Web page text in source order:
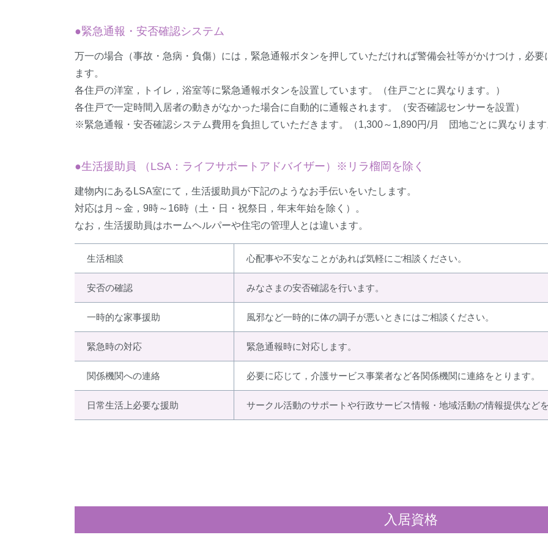
●緊急通報・安否確認システム
万一の場合（事故・急病・負傷）には，緊急通報ボタンを押していただければ警備会社等がかけつけ，必
ます。
各住戸の洋室，トイレ，浴室等に緊急通報ボタンを設置しています。（住戸ごとに異なります。）
各住戸で一定時間入居者の動きがなかった場合に自動的に通報されます。（安否確認センサーを設置）
※緊急通報・安否確認システム費用を負担していただきます。（1,300～1,890円/月 団地ごとに異なります
●生活援助員 （LSA：ライフサポートアドバイザー）※リラ榴岡を除く
建物内にあるLSA室にて，生活援助員が下記のようなお手伝いをいたします。
対応は月～金，9時～16時（土・日・祝祭日，年末年始を除く）。
なお，生活援助員はホームヘルパーや住宅の管理人とは違います。
生活相談 心配事や不安なことがあれば気軽にご相談ください。
安否の確認 みなさまの安否確認を行います。
一時的な家事援助 風邪など一時的に体の調子が悪いときにはご相談ください。
緊急時の対応 緊急通報時に対応します。
関係機関への連絡 必要に応じて，介護サービス事業者など各関係機関に連絡をとります。
日常生活上必要な援助 サークル活動のサポートや行政サービス情報・地域活動の情報提供などを
入居資格